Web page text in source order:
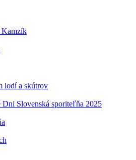
Kamzík
lodí a skútrov
Dni Slovenská sporiteľňa 2025